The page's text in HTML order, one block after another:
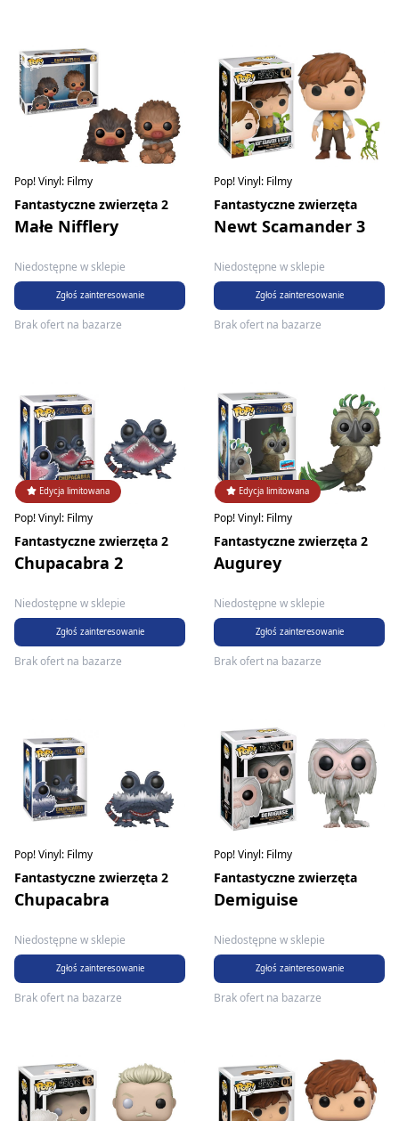
Pop! Vinyl: Filmy
Fantastyczne zwierzęta 2
Małe Nifflery
Niedostępne w sklepie
Zgłoś zainteresowanie
Brak ofert na bazarze
Pop! Vinyl: Filmy
Fantastyczne zwierzęta
Newt Scamander 3
Niedostępne w sklepie
Zgłoś zainteresowanie
Brak ofert na bazarze
Edycja limitowana
Pop! Vinyl: Filmy
Fantastyczne zwierzęta 2
Chupacabra 2
Niedostępne w sklepie
Zgłoś zainteresowanie
Brak ofert na bazarze
Edycja limitowana
Pop! Vinyl: Filmy
Fantastyczne zwierzęta 2
Augurey
Niedostępne w sklepie
Zgłoś zainteresowanie
Brak ofert na bazarze
Pop! Vinyl: Filmy
Fantastyczne zwierzęta 2
Chupacabra
Niedostępne w sklepie
Zgłoś zainteresowanie
Brak ofert na bazarze
Pop! Vinyl: Filmy
Fantastyczne zwierzęta
Demiguise
Niedostępne w sklepie
Zgłoś zainteresowanie
Brak ofert na bazarze